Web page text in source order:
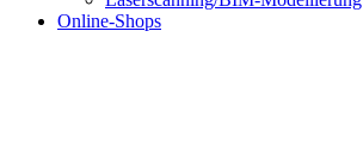
Online-Shops